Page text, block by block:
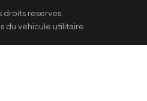
droits reserves.
du vehicule utilitaire